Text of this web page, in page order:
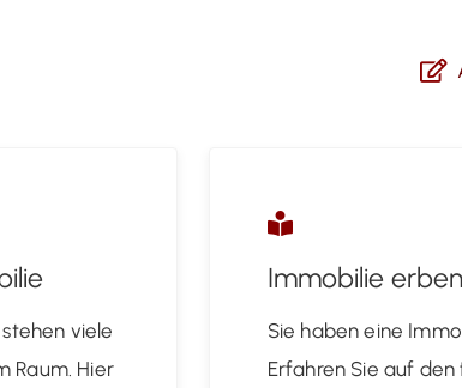
viele
Raum. Hier
Immobilie erben
Sie haben eine
Erfahren Sie auf